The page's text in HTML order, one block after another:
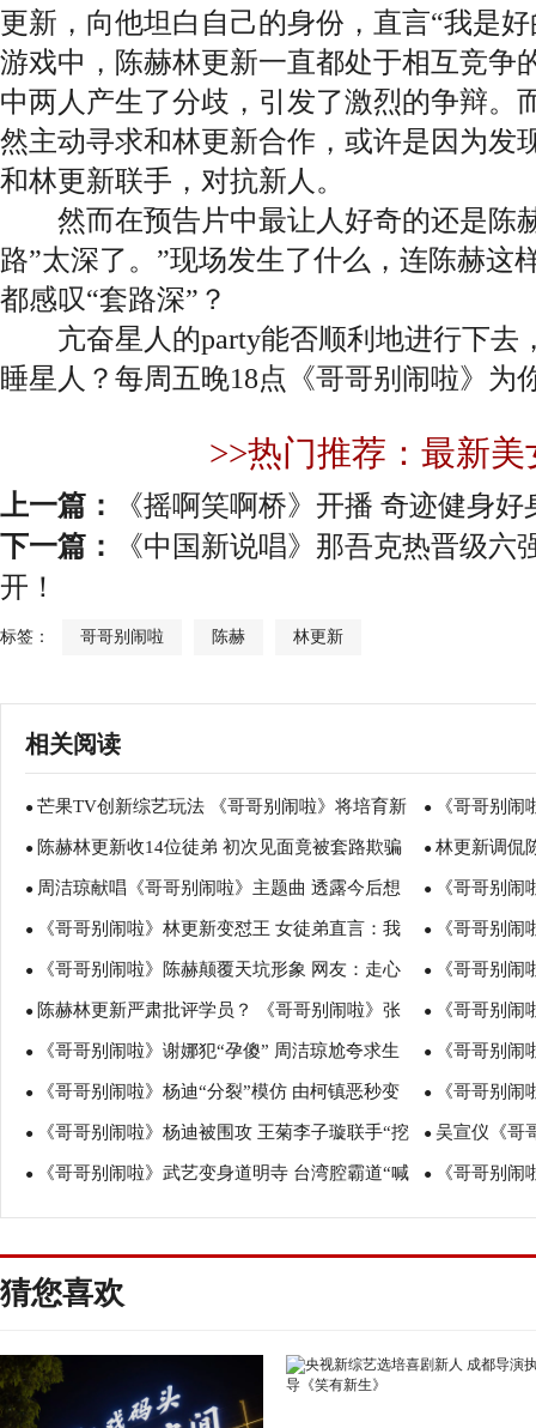
更新，向他坦白自己的身份，直言“我是
游戏中，陈赫林更新一直都处于相互竞争
中两人产生了分歧，引发了激烈的争辩。
然主动寻求和林更新合作，或许是因为发
和林更新联手，对抗新人。
然而在预告片中最让人好奇的还是陈
路”太深了。”现场发生了什么，连陈赫这
都感叹“套路深”？
亢奋星人的party能否顺利地进行下去
睡星人？每周五晚18点《哥哥别闹啦》为
>>热门推荐：最新美
上一篇：
《摇啊笑啊桥》开播 奇迹健身
下一篇：
《中国新说唱》那吾克热晋级六
开！
标签： 哥哥别闹啦 陈赫 林更新
相关阅读
● 芒果TV创新综艺玩法 《哥哥别闹啦》将培育新
生代主持
● 《哥哥别
● 陈赫林更新收14位徒弟 初次见面竟被套路欺骗 ● 林更新调侃
坑”
● 周洁琼献唱《哥哥别闹啦》主题曲 透露今后想
演戏
● 《哥哥别
遭吐槽
● 《哥哥别闹啦》林更新变怼王 女徒弟直言：我
害怕你
● 《哥哥别
赫打趣
● 《哥哥别闹啦》陈赫颠覆天坑形象 网友：走心
了？
● 《哥哥别
飞自我
● 陈赫林更新严肃批评学员？ 《哥哥别闹啦》张
放赵子麒游戏作弊受惩罚
● 《哥哥别
难”新人
● 《哥哥别闹啦》谢娜犯“孕傻” 周洁琼尬夸求生
存
● 《哥哥别
妃”
● 《哥哥别闹啦》杨迪“分裂”模仿 由柯镇恶秒变
蜥蜴
● 《哥哥别
二傻
● 《哥哥别闹啦》杨迪被围攻 王菊李子璇联手“挖
坑”
● 吴宣仪《哥
情演唱令人沉
● 《哥哥别闹啦》武艺变身道明寺 台湾腔霸道“喊
话”
● 《哥哥别
汰众人
猜您喜欢